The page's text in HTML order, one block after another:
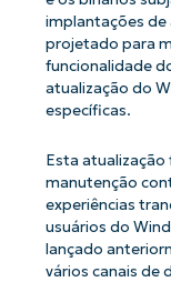
implantações de
projetado para
funcionalidade
atualização do
específicas.
Esta
manutenção
experiências
usuários do
lançado
vários canais de